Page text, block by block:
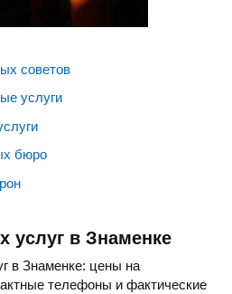
советов
услуги
бюро
услуг в Знаменке
в Знаменке: цены на
телефоны и фактические